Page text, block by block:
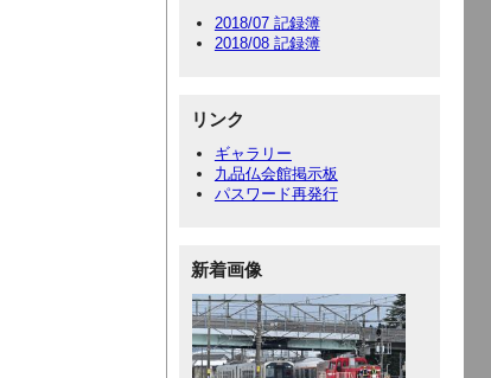
2018/07 記録簿
2018/08 記録簿
リンク
ギャラリー
九品仏会館掲示板
パスワード再発行
新着画像